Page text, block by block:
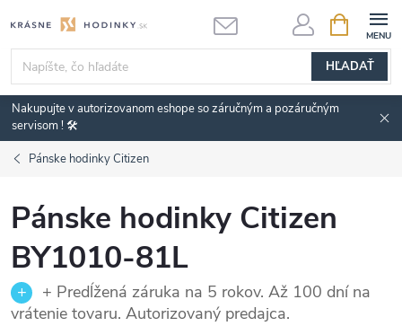
na
obsah
HĽADAŤ
KOŠÍK
Nakupujte v autorizovanom eshope so záručným a pozáručným
servisom ! 🛠️
Pánske hodinky Citizen
Pánske hodinky Citizen
BY1010-81L
+ Predĺžená záruka na 5 rokov. Až 100 dní na
vrátenie tovaru. Autorizovaný predajca.